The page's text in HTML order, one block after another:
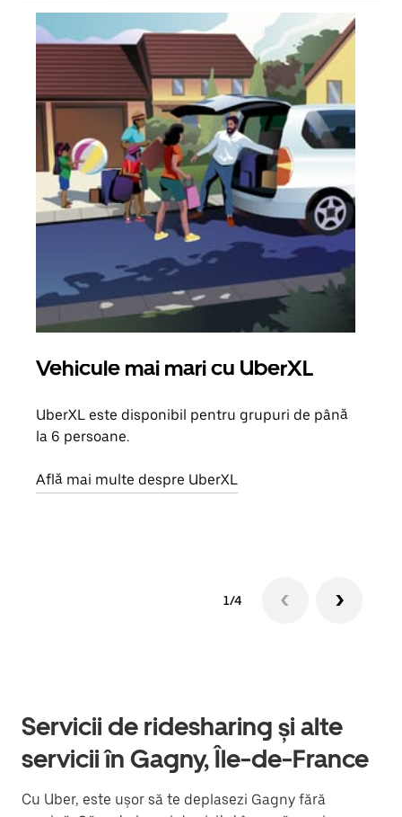
Vehicule mai mari cu UberXL
UberXL este disponibil pentru grupuri de până
la 6 persoane.
Află mai multe despre UberXL
1/4
Servicii de ridesharing și alte
servicii în Gagny, Île-de-France
Cu Uber, este ușor să te deplasezi Gagny fără